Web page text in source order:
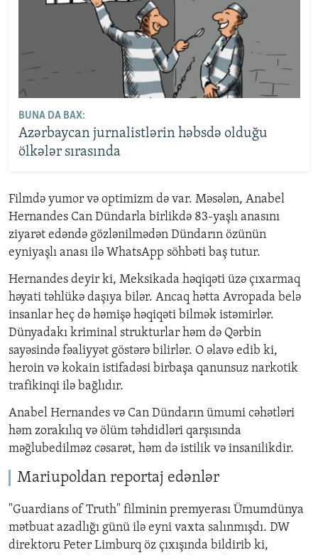
BUNA DA BAX:
Azərbaycan jurnalistlərin həbsdə olduğu
ölkələr sırasında
Filmdə yumor və optimizm də var. Məsələn, Anabel
Hernandes Can Dündarla birlikdə 83-yaşlı anasını
ziyarət edəndə gözlənilmədən Dündarın özünün
eyniyaşlı anası ilə WhatsApp söhbəti baş tutur.
Hernandes deyir ki, Meksikada həqiqəti üzə çıxarmaq
həyati təhlükə daşıya bilər. Ancaq hətta Avropada belə
insanlar heç də həmişə həqiqəti bilmək istəmirlər.
Dünyadakı kriminal strukturlar həm də Qərbin
sayəsində fəaliyyət göstərə bilirlər. O əlavə edib ki,
heroin və kokain istifadəsi birbaşa qanunsuz narkotik
trafikinqi ilə bağlıdır.
Anabel Hernandes və Can Dündarın ümumi cəhətləri
həm zorakılıq və ölüm təhdidləri qarşısında
məğlubedilməz cəsarət, həm də istilik və insanilikdir.
Mariupoldan reportaj edənlər
"Guardians of Truth" filminin premyerası Ümumdünya
mətbuat azadlığı günü ilə eyni vaxta salınmışdı. DW
direktoru Peter Limburq öz çıxışında bildirib ki,